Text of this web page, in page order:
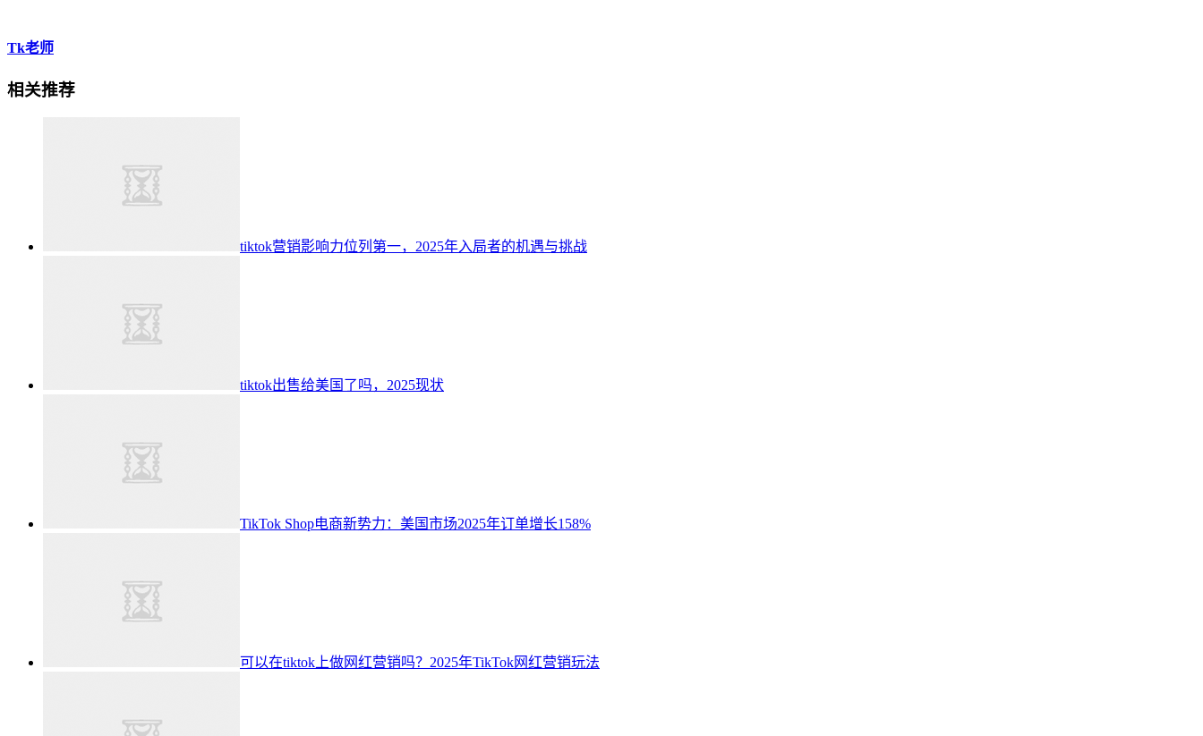
Tk老师
相关推荐
tiktok营销影响力位列第一，2025年入局者的机遇与挑战
tiktok出售给美国了吗，2025现状
TikTok Shop电商新势力：美国市场2025年订单增长158%
可以在tiktok上做网红营销吗？2025年TikTok网红营销玩法